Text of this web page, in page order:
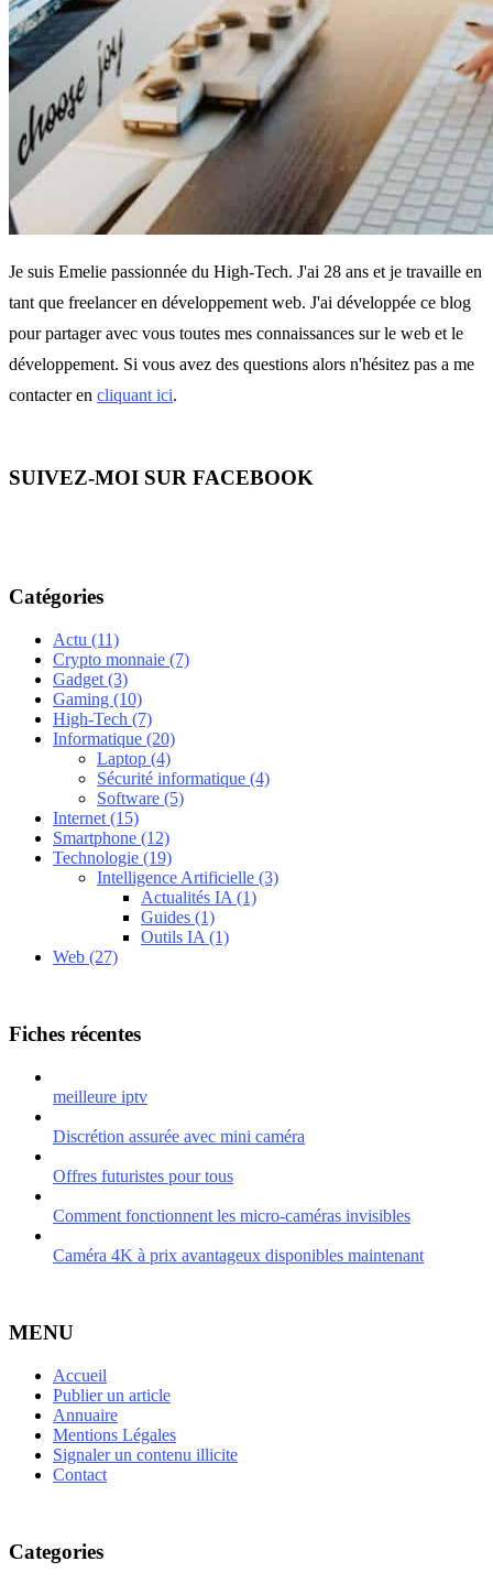
Je suis Emelie passionnée du High-Tech. J'ai 28 ans et je travaille en
tant que freelancer en développement web. J'ai développée ce blog
pour partager avec vous toutes mes connaissances sur le web et le
développement. Si vous avez des questions alors n'hésitez pas a me
contacter en cliquant ici.
SUIVEZ-MOI SUR FACEBOOK
Catégories
Actu (11)
Crypto monnaie (7)
Gadget (3)
Gaming (10)
High-Tech (7)
Informatique (20)
Laptop (4)
Sécurité informatique (4)
Software (5)
Internet (15)
Smartphone (12)
Technologie (19)
Intelligence Artificielle (3)
Actualités IA (1)
Guides (1)
Outils IA (1)
Web (27)
Fiches récentes
meilleure iptv
Discrétion assurée avec mini caméra
Offres futuristes pour tous
Comment fonctionnent les micro-caméras invisibles
Caméra 4K à prix avantageux disponibles maintenant
MENU
Accueil
Publier un article
Annuaire
Mentions Légales
Signaler un contenu illicite
Contact
Categories